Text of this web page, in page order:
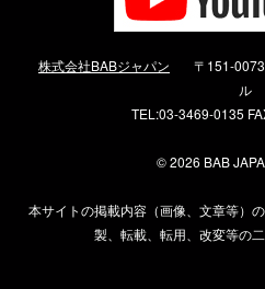
株式会社BABジャパン
〒151-0073
ル
TEL:03-3469-0135
©2026 BAB
本サイトの掲載内容（画像、文章等）
製、転載、転用、改変等の